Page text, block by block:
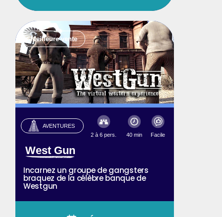
Meilleure vente
AVENTURES
2 à 6 pers.
40 min Facile
West Gun
Incarnez un groupe de gangsters
braquez de la célèbre banque de
Westgun